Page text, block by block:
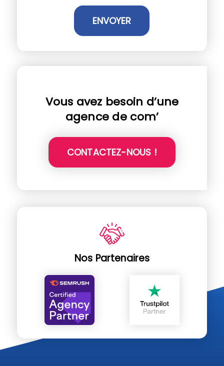
Vous avez besoin d’une
agence de com’
CONTACTEZ-NOUS !
Nos Partenaires